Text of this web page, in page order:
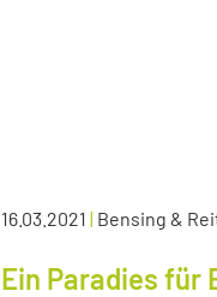
16.03.2021 | Bensing &
Ein Paradies für